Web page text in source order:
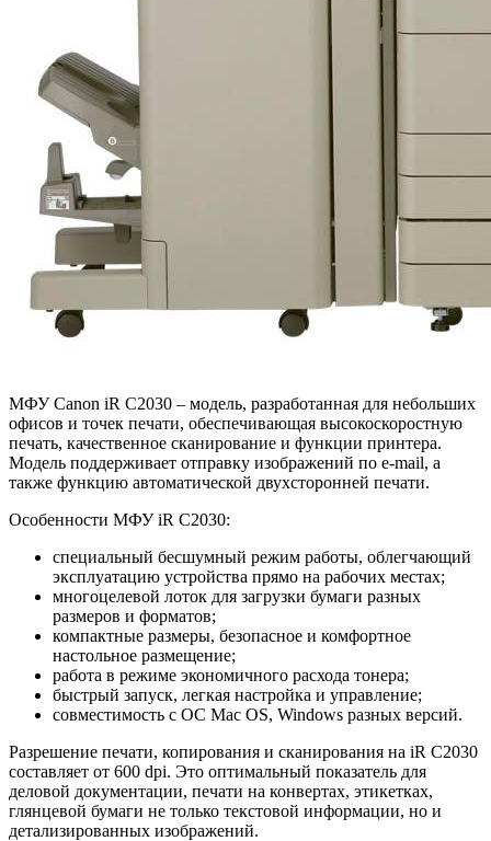
МФУ Canon iR C2030 – модель, разработанная для небольших
офисов и точек печати, обеспечивающая высокоскоростную
печать, качественное сканирование и функции принтера.
Модель поддерживает отправку изображений по e-mail, а
также функцию автоматической двухсторонней печати.
Особенности МФУ iR C2030:
специальный бесшумный режим работы, облегчающий
эксплуатацию устройства прямо на рабочих местах;
многоцелевой лоток для загрузки бумаги разных
размеров и форматов;
компактные размеры, безопасное и комфортное
настольное размещение;
работа в режиме экономичного расхода тонера;
быстрый запуск, легкая настройка и управление;
совместимость с ОС Mac OS, Windows разных версий.
Разрешение печати, копирования и сканирования на iR C2030
составляет от 600 dpi. Это оптимальный показатель для
деловой документации, печати на конвертах, этикетках,
глянцевой бумаги не только текстовой информации, но и
детализированных изображений.